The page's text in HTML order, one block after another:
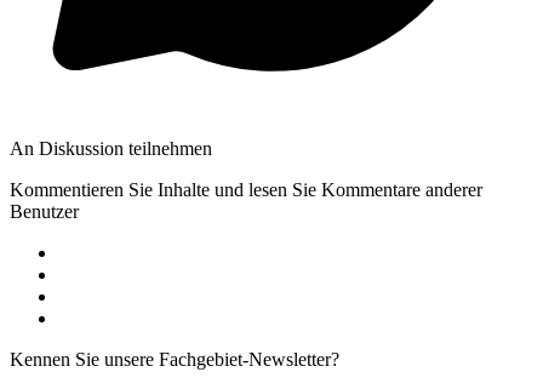
An Diskussion teilnehmen
Kommentieren Sie Inhalte und lesen Sie Kommentare anderer
Benutzer
Kennen Sie unsere Fachgebiet-Newsletter?